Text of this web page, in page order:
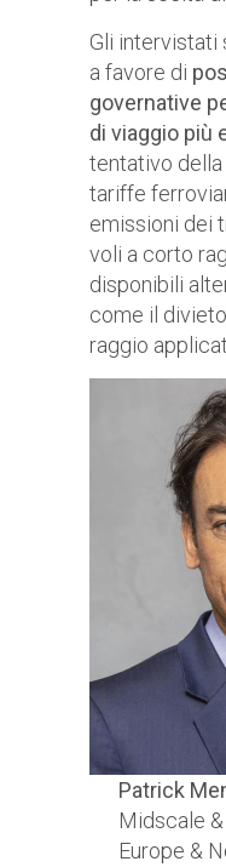
Gli intervistati
a favore di
governative
di viaggio più
tentativo della
tariffe
emissioni dei
voli a corto
disponibili
come il
raggio
Patrick
Midscale
Europe &